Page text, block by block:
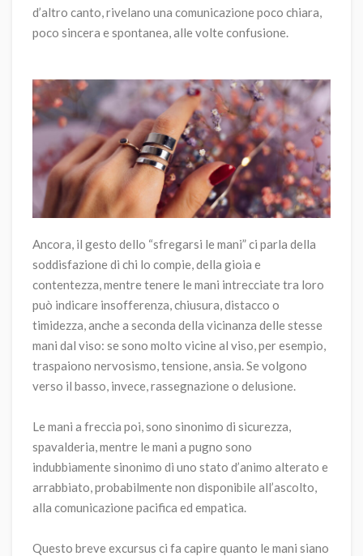
d’altro canto, rivelano una comunicazione poco chiara,
poco sincera e spontanea, alle volte confusione.
Ancora, il gesto dello “sfregarsi le mani” ci parla della
soddisfazione di chi lo compie, della gioia e
contentezza, mentre tenere le mani intrecciate tra loro
può indicare insofferenza, chiusura, distacco o
timidezza, anche a seconda della vicinanza delle stesse
mani dal viso: se sono molto vicine al viso, per esempio,
traspaiono nervosismo, tensione, ansia. Se volgono
verso il basso, invece, rassegnazione o delusione.
Le mani a freccia poi, sono sinonimo di sicurezza,
spavalderia, mentre le mani a pugno sono
indubbiamente sinonimo di uno stato d’animo alterato e
arrabbiato, probabilmente non disponibile all’ascolto,
alla comunicazione pacifica ed empatica.
Questo breve excursus ci fa capire quanto le mani siano